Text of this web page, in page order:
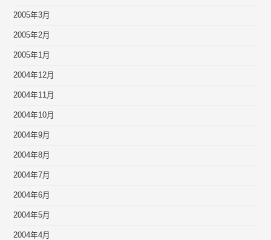
2005年3月
2005年2月
2005年1月
2004年12月
2004年11月
2004年10月
2004年9月
2004年8月
2004年7月
2004年6月
2004年5月
2004年4月